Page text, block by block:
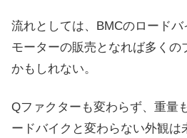
流れとしては、BMCのロードバ
モーターの販売となれば多くの
かもしれない。
Qファクターも変わらず、重量
ードバイクと変わらない外観は